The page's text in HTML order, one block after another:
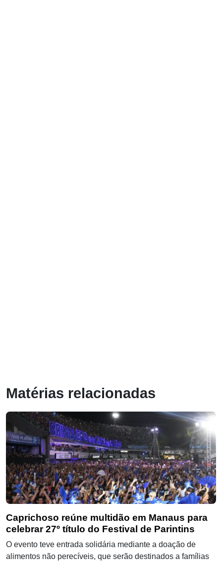
Matérias relacionadas
Caprichoso reúne multidão em Manaus para
celebrar 27º título do Festival de Parintins
O evento teve entrada solidária mediante a doação de
alimentos não perecíveis, que serão destinados a famílias